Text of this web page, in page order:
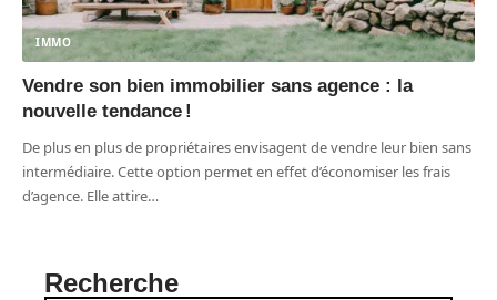
IMMO
Vendre son bien immobilier sans agence : la
nouvelle tendance !
De plus en plus de propriétaires envisagent de vendre leur bien sans
intermédiaire. Cette option permet en effet d’économiser les frais
d’agence. Elle attire…
Recherche